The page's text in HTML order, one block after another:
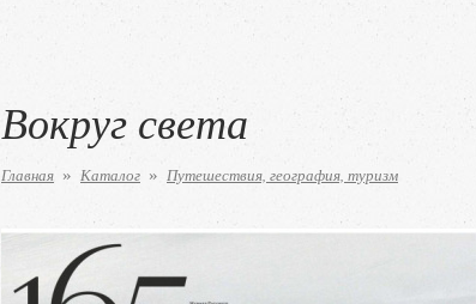
Вокруг света
Главная » Каталог » Путешествия, география, туризм